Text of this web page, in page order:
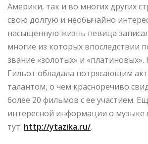
Америки, так и во многих других
свою долгую и необычайно
насыщенную жизнь певица
многие из которых впоследствии
звание «золотых» и «платиновых».
Гильот обладала потрясающим
талантом, о чем красноречиво
более 20 фильмов с ее участием.
интересной информации о музыке
тут: http://ytazika.ru/.